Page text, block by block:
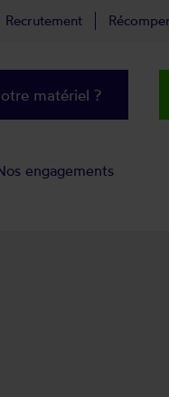
Recrutement
matériel ?
engagements